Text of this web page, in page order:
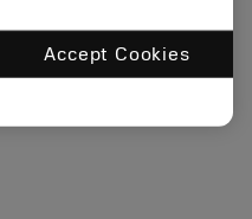
option
Accept Cookies